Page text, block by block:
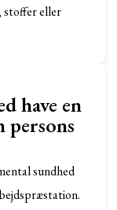
stoffer eller
have en
sundhed